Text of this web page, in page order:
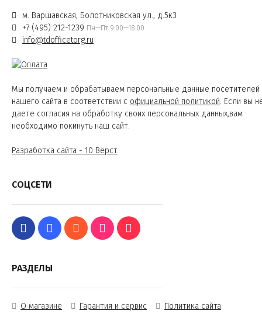
м. Варшавская, Болотниковская ул., д.5к3
+7 (495) 212-1239 Пн—Пт 9:00—18:00
info@tdofficetorg.ru
Мы получаем и обрабатываем персональные данные посетителей
нашего сайта в соответствии с официальной политикой. Если вы
даете согласия на обработку своих персональных данных,вам
необходимо покинуть наш сайт.
Разработка сайта - 10 Вёрст
СОЦСЕТИ
РАЗДЕЛЫ
О магазине Гарантия и сервис Политика сайта